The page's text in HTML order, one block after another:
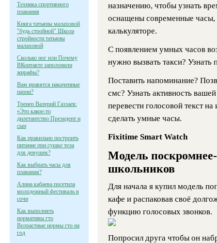
Техника спортивного
плавания
Книга татьяны малаховой
"будь стройной" Школа
стройности татьяны
малаховой
Сколько ног или Почему
ВКонтакте заполонили
жирафы?
Вам нравятся накаченные
парни?
Тренер Валерий Газзаев:
«Это какое-то
дилетантство Президент и
сын
Как правильно построить
питание при сушке тела
для девушек?
Как выбрать часы для
плавания?
Алина кабаева посетила
молодежный фестиваль в
сочи
Как выполнять
нормативы гто
Возрастные нормы гто на
год
назначению, чтобы узнать
оснащены современные часы,
калькуляторе.
С появлением умных часов
нужно вызвать такси? Узнать
Поставить напоминание?
смс? Узнать активность
перевести голосовой текст
сделать умные часы.
Fixitime Smart Watch
Модель
школьников
Для начала я купил модель
кафе и распаковав своё
функцию голосовых звонков.
Попросил друга чтобы он